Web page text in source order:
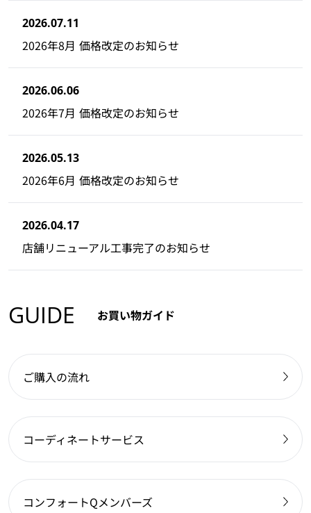
2026.07.11
2026年8月 価格改定のお知らせ
2026.06.06
2026年7月 価格改定のお知らせ
2026.05.13
2026年6月 価格改定のお知らせ
2026.04.17
店舗リニューアル工事完了のお知らせ
GUIDE お買い物ガイド
ご購入の流れ
コーディネートサービス
コンフォートQメンバーズ